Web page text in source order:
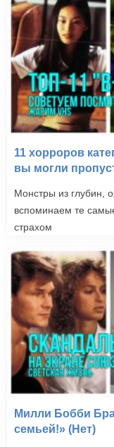
11 хорроров
вы могли
Монстры из глубин,
вспоминаем те
страхом
Милли Бобби
семьей!» (Нет)